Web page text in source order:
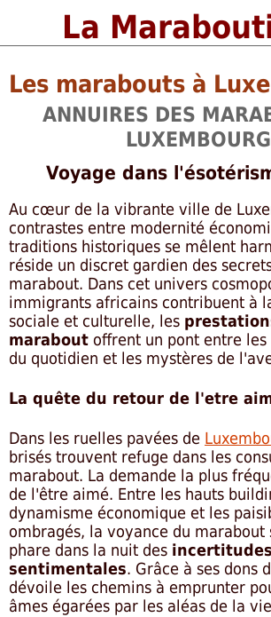
La
Les marabouts à
ANNUIRES DES
LUXEMBOURG
Voyage dans
Au cœur de la vibrante ville de
contrastes entre modernité
traditions historiques se mêlent
réside un discret gardien des
marabout. Dans cet univers
immigrants africains contribuent à
sociale et culturelle, les
marabout offrent un pont entre
du quotidien et les mystères de
La quête du retour de l'etre
Dans les ruelles pavées de
brisés trouvent refuge dans les
marabout. La demande la plus
de l'être aimé. Entre les hauts
dynamisme économique et les
ombragés, la voyance du marabout
phare dans la nuit des incertitudes
sentimentales. Grâce à ses dons
dévoile les chemins à emprunter
âmes égarées par les aléas de la